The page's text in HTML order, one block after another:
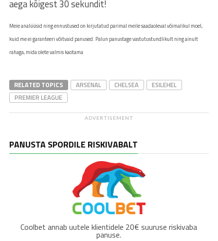
aega kõigest 30 sekundit!
Meie analüüsid ning ennustused on kirjutatud parimal meile saadaoleval võimalikul moel,
kuid me ei garanteeri võitvaid panused. Palun panustage vastutustundlikult ning ainult
rahaga, mida olete valmis kaotama
RELATED TOPICS ARSENAL CHELSEA
ESILEHEL
PREMIER LEAGUE
ADVERTISEMENT
PANUSTA SPORDILE RISKIVABALT
Coolbet annab uutele klientidele 20€ suuruse riskivaba
panuse.